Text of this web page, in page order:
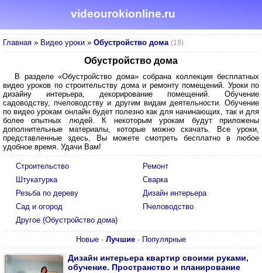
videourokionline.ru
Главная » Видео уроки » Обустройство дома (19)
Обустройство дома
В разделе «Обустройство дома» собрана коллекция бесплатных
видео уроков по строительству дома и ремонту помещений. Уроки по
дизайну интерьера, декорирование помещений. Обучение
садоводству, пчеловодству и другим видам деятельности. Обучение
по видео урокам онлайн будет полезно как для начинающих, так и для
более опытных людей. К некоторым урокам будут приложены
дополнительные материалы, которые можно скачать. Все уроки,
представленные здесь, Вы можете смотреть бесплатно в любое
удобное время. Удачи Вам!
Строительство
Ремонт
Штукатурка
Сварка
Резьба по дереву
Дизайн интерьера
Сад и огород
Пчеловодство
Другое (Обустройство дома)
Новые · Лучшие · Популярные
Дизайн интерьера квартир своими руками,
обучение. Пространство и планирование